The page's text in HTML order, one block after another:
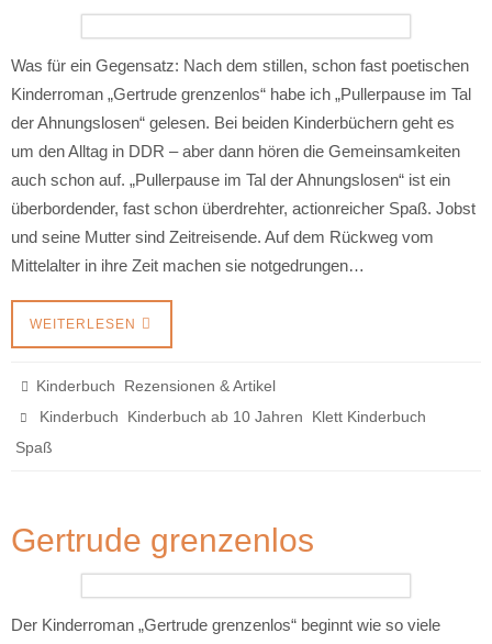
Was für ein Gegensatz: Nach dem stillen, schon fast poetischen
Kinderroman „Gertrude grenzenlos“ habe ich „Pullerpause im Tal
der Ahnungslosen“ gelesen. Bei beiden Kinderbüchern geht es
um den Alltag in DDR – aber dann hören die Gemeinsamkeiten
auch schon auf. „Pullerpause im Tal der Ahnungslosen“ ist ein
überbordender, fast schon überdrehter, actionreicher Spaß. Jobst
und seine Mutter sind Zeitreisende. Auf dem Rückweg vom
Mittelalter in ihre Zeit machen sie notgedrungen…
WEITERLESEN
Kinderbuch
Rezensionen & Artikel
Kinderbuch
Kinderbuch ab 10 Jahren Klett Kinderbuch
Spaß
Gertrude grenzenlos
Der Kinderroman „Gertrude grenzenlos“ beginnt wie so viele